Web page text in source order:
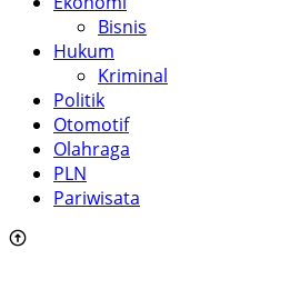
Bisnis
Hukum
Kriminal
Politik
Otomotif
Olahraga
PLN
Pariwisata